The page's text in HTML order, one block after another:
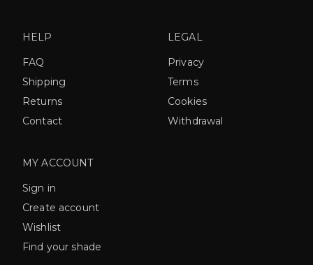
HELP
FAQ
Shipping
Returns
Contact
LEGAL
Privacy
Terms
Cookies
Withdrawal
MY ACCOUNT
Sign in
Create account
Wishlist
Find your shade